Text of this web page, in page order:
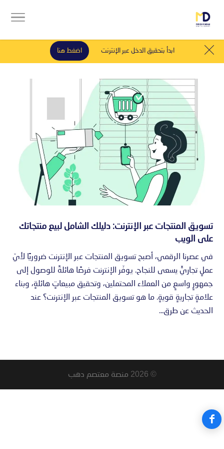
ابدأ بتحقيق الدخل عبر الإنترنت اضغط هنا
تسويق المنتجات عبر الإنترنت: دليلك الشامل لبيع منتجاتك
على الويب
في عصرنا الرقمي، أصبح تسويق المنتجات عبر الإنترنت ضروريًا لأيّ
عملٍ تجاريٍّ يسعى للنجاح. يوفّر الإنترنت فرصًا هائلةً للوصول إلى
جمهورٍ واسعٍ من العملاء المحتملين، وتحقيق مبيعاتٍ هائلةٍ، وبناء
علامةٍ تجاريةٍ قويةٍ. ما هو تسويق المنتجات عبر الإنترنت؟ عند
الحديث عن طرق...
© 2026 منصة معتصم دهب